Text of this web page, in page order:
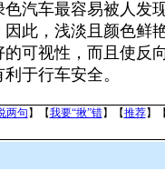
汽车最容易被人发
此，浅淡且颜色鲜
可视性，而且使反
于行车安全。
两句 】【我要“揪”错】【推荐】